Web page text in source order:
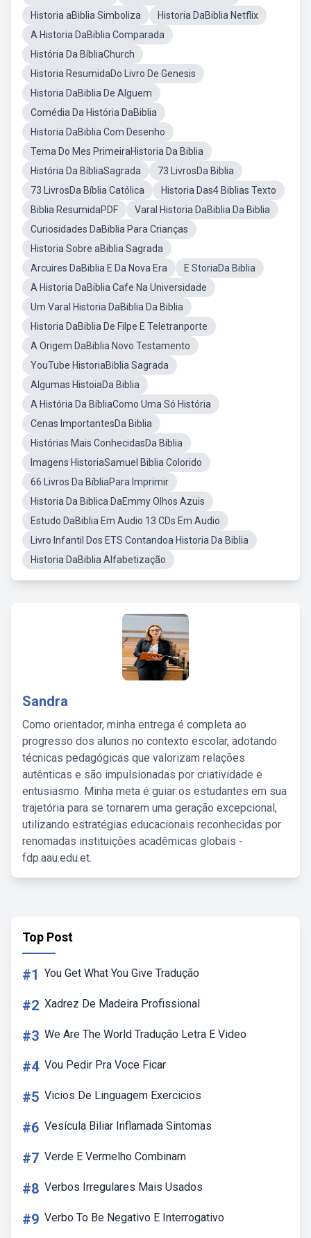
Historia aBiblia Simboliza
Historia DaBiblia Netflix
A Historia DaBiblia Comparada
História Da BíbliaChurch
Historia ResumidaDo Livro De Genesis
Historia DaBiblia De Alguem
Comédia Da História DaBiblia
Historia DaBiblia Com Desenho
Tema Do Mes PrimeiraHistoria Da Biblia
História Da BíbliaSagrada
73 LivrosDa Biblia
73 LivrosDa Bíblia Católica
Historia Das4 Biblias Texto
Biblia ResumidaPDF
Varal Historia DaBiblia Da Biblia
Curiosidades DaBiblia Para Crianças
Historia Sobre aBiblia Sagrada
Arcuires DaBiblia E Da Nova Era
E StoriaDa Biblia
A Historia DaBiblia Cafe Na Universidade
Um Varal Historia DaBiblia Da Biblia
Historia DaBiblia De Filpe E Teletranporte
A Origem DaBiblia Novo Testamento
YouTube HistoriaBiblia Sagrada
Algumas HistoiaDa Biblia
A História Da BíbliaComo Uma Só História
Cenas ImportantesDa Biblia
Histórias Mais ConhecidasDa Bíblia
Imagens HistoriaSamuel Biblia Colorido
66 Livros Da BíbliaPara Imprimir
Historia Da Biblica DaEmmy Olhos Azuis
Estudo DaBiblia Em Audio 13 CDs Em Audio
Livro Infantil Dos ETS Contandoa Historia Da Biblia
Historia DaBiblia Alfabetização
Sandra
Como orientador, minha entrega é completa ao
progresso dos alunos no contexto escolar, adotando
técnicas pedagógicas que valorizam relações
autênticas e são impulsionadas por criatividade e
entusiasmo. Minha meta é guiar os estudantes em sua
trajetória para se tornarem uma geração excepcional,
utilizando estratégias educacionais reconhecidas por
renomadas instituições acadêmicas globais -
fdp.aau.edu.et.
Top Post
#1 You Get What You Give Tradução
#2 Xadrez De Madeira Profissional
#3 We Are The World Tradução Letra E Video
#4 Vou Pedir Pra Voce Ficar
#5 Vicios De Linguagem Exercicios
#6 Vesícula Biliar Inflamada Sintomas
#7 Verde E Vermelho Combinam
#8 Verbos Irregulares Mais Usados
#9 Verbo To Be Negativo E Interrogativo